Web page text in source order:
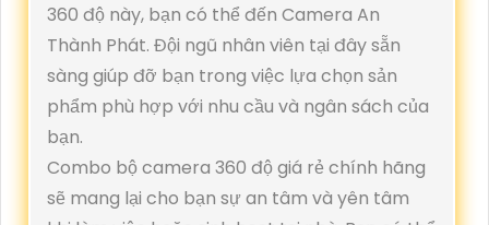
360 độ này, bạn có thể đến Camera An
Thành Phát. Đội ngũ nhân viên tại đây sẵn
sàng giúp đỡ bạn trong việc lựa chọn sản
phẩm phù hợp với nhu cầu và ngân sách của
bạn.
Combo bộ camera 360 độ giá rẻ chính hãng
sẽ mang lại cho bạn sự an tâm và yên tâm